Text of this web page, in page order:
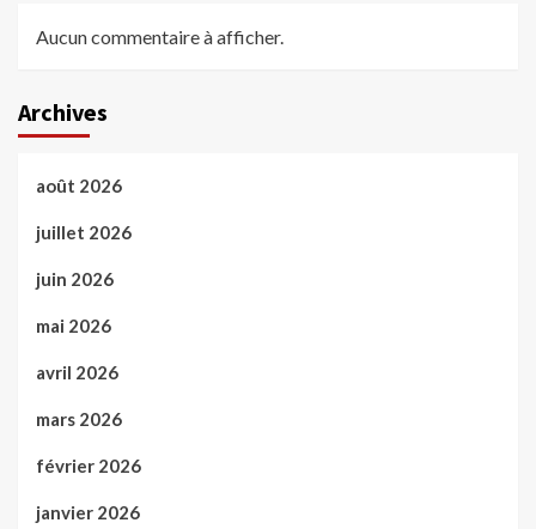
Aucun commentaire à afficher.
Archives
août 2026
juillet 2026
juin 2026
mai 2026
avril 2026
mars 2026
février 2026
janvier 2026